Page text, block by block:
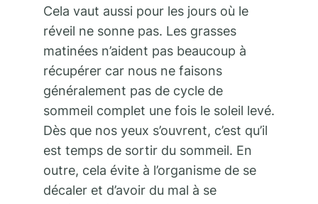
Cela vaut aussi pour les jours où le
réveil ne sonne pas. Les grasses
matinées n’aident pas beaucoup à
récupérer car nous ne faisons
généralement pas de cycle de
sommeil complet une fois le soleil levé.
Dès que nos yeux s’ouvrent, c’est qu’il
est temps de sortir du sommeil. En
outre, cela évite à l’organisme de se
décaler et d’avoir du mal à se